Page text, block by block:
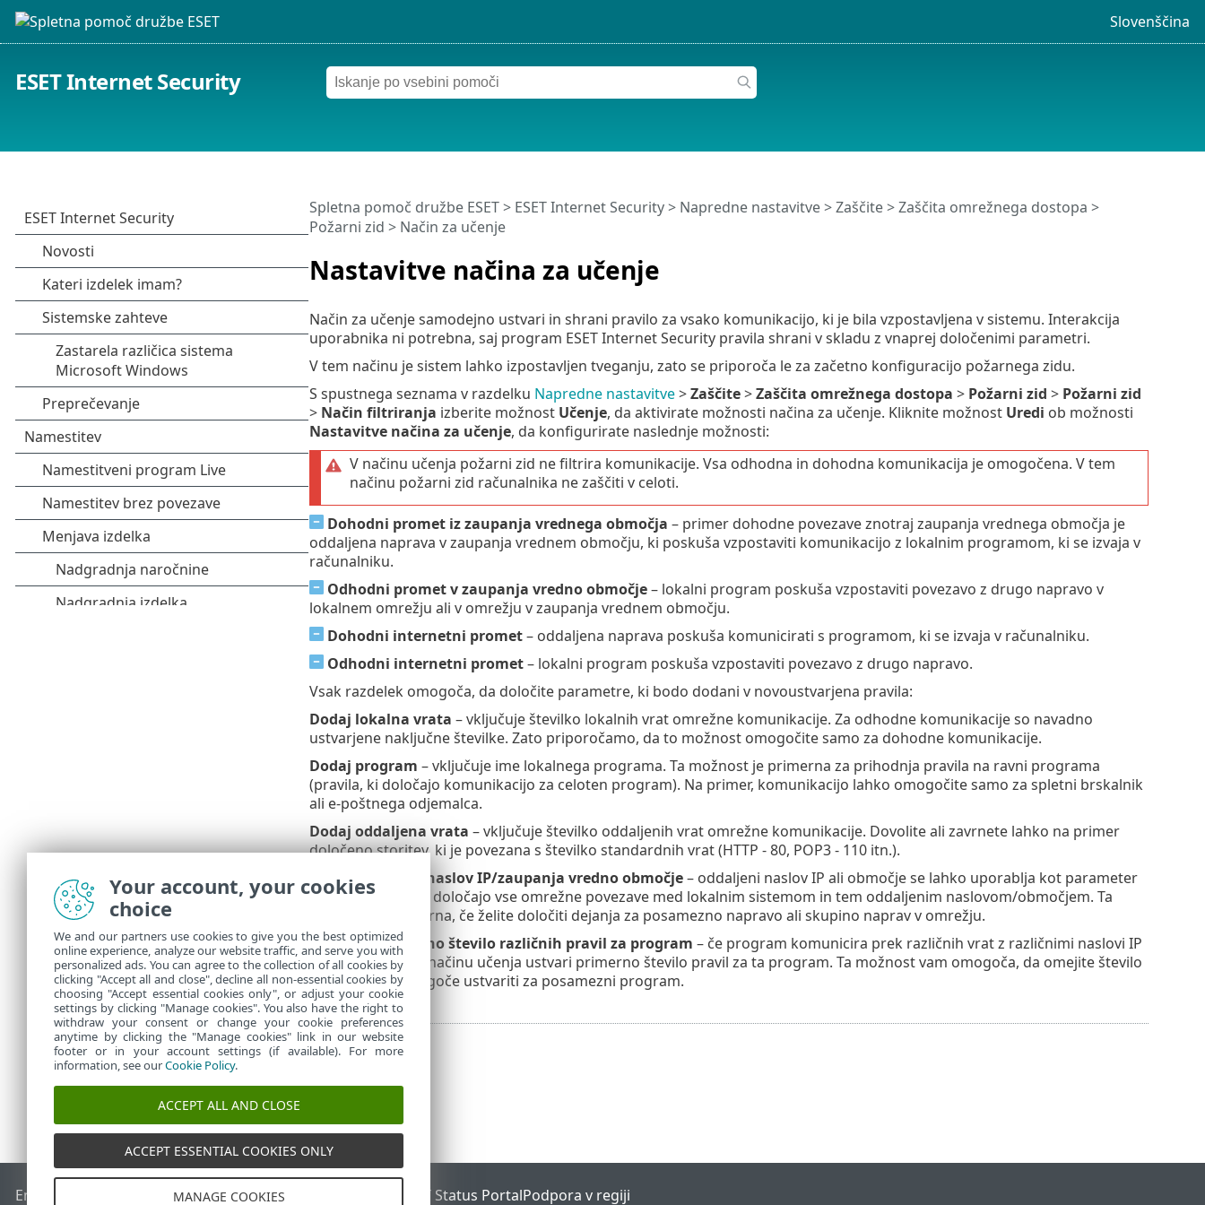
Slovenščina
ESET Internet Security
Nastavitve načina za učenje
Spletna pomoč družbe ESET> ESET Internet Security> Napredne nastavitve>Zaščite>Zaščita omrežnega dostopa >
Požarni zid > Način za učenje
Način za učenje samodejno ustvari in shrani pravilo za vsako komunikacijo, ki je bila vzpostavljena v sistemu. Interakcija
uporabnika ni potrebna, saj program ESET Internet Security pravila shrani v skladu z vnaprej določenimi parametri.
V tem načinu je sistem lahko izpostavljen tveganju, zato se priporoča le za začetno konfiguracijo požarnega zidu.
S spustnega seznama v razdelku Napredne nastavitve>Zaščite>Zaščita omrežnega dostopa > Požarni zid > Požarni zid
> Način filtriranja izberite možnost Učenje, da aktivirate možnosti načina za učenje. Kliknite možnost Uredi ob možnosti
Nastavitve načina za učenje, da konfigurirate naslednje možnosti:
V načinu učenja požarni zid ne filtrira komunikacije. Vsa odhodna in dohodna komunikacija je omogočena. V tem
načinu požarni zid računalnika ne zaščiti v celoti.
Dohodni promet iz zaupanja vrednega območja – primer dohodne povezave znotraj zaupanja vrednega območja je
oddaljena naprava v zaupanja vrednem območju, ki poskuša vzpostaviti komunikacijo z lokalnim programom, ki se izvaja v
računalniku.
Odhodni promet v zaupanja vredno območje– lokalni program poskuša vzpostaviti povezavo z drugo napravo v
lokalnem omrežju ali v omrežju v zaupanja vrednem območju.
Dohodni internetni promet– oddaljena naprava poskuša komunicirati s programom, ki se izvaja v računalniku.
Odhodni internetni promet– lokalni program poskuša vzpostaviti povezavo z drugo napravo.
Vsak razdelek omogoča, da določite parametre, ki bodo dodani v novoustvarjena pravila:
Dodaj lokalna vrata – vključuje številko lokalnih vrat omrežne komunikacije. Za odhodne komunikacije so navadno
ustvarjene naključne številke. Zato priporočamo, da to možnost omogočite samo za dohodne komunikacije.
Dodaj program – vključuje ime lokalnega programa. Ta možnost je primerna za prihodnja pravila na ravni programa
(pravila, ki določajo komunikacijo za celoten program). Na primer, komunikacijo lahko omogočite samo za spletni brskalnik
ali e-poštnega odjemalca.
Dodaj oddaljena vrata – vključuje številko oddaljenih vrat omrežne komunikacije. Dovolite ali zavrnete lahko na primer
določeno storitev, ki je povezana s številko standardnih vrat (HTTP - 80, POP3 - 110 itn.).
Dodaj oddaljeni naslov IP/zaupanja vredno območje– oddaljeni naslov IP ali območje se lahko uporablja kot parameter
za nova pravila, ki določajo vse omrežne povezave med lokalnim sistemom in tem oddaljenim naslovom/območjem. Ta
možnost je primerna, če želite določiti dejanja za posamezno napravo ali skupino naprav v omrežju.
Največje dovoljeno število različnih pravil za program – če program komunicira prek različnih vrat z različnimi naslovi IP
itn., požarni zid v načinu učenja ustvari primerno število pravil za ta program. Ta možnost vam omogoča, da omejite število
pravil, ki jih je mogoče ustvariti za posamezni program.
End of Life Zbirka znanja družbe ESETForum družbe ESET ESET Status PortalPodpora v regiji
Your account, your cookies
choice
We and our partners use cookies to give you the best optimized
online experience, analyze our website traffic, and serve you with
personalized ads. You can agree to the collection of all cookies by
clicking "Accept all and close", decline all non-essential cookies by
choosing "Accept essential cookies only", or adjust your cookie
settings by clicking "Manage cookies". You also have the right to
withdraw your consent or change your cookie preferences
anytime by clicking the "Manage cookies" link in our website
footer or in your account settings (if available). For more
information, see ourCookie Policy.
ACCEPT ALL AND CLOSE
ACCEPT ESSENTIAL COOKIES ONLY
MANAGE COOKIES